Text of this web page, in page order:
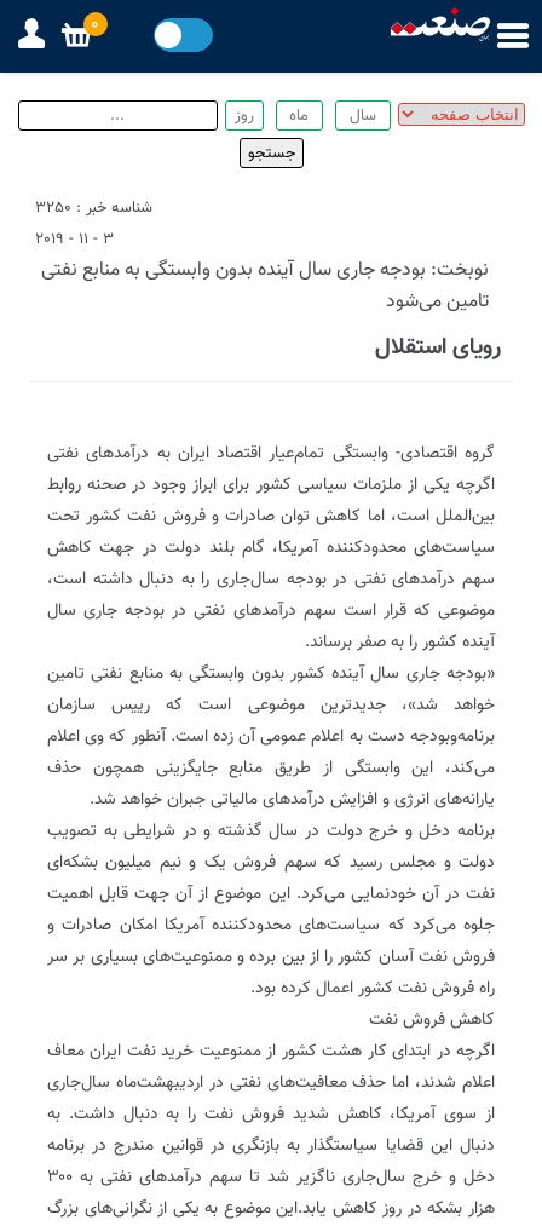
شناسه خبر : 3250
3 - 11 - 2019
نوبخت: بودجه جاری سال آینده بدون وابستگی به منابع نفتی
تامین می‌شود
رویای استقلال
گروه اقتصادی- وابستگی تمام‌عیار اقتصاد ایران به درآمدهای نفتی
اگرچه یکی از ملزمات سیاسی کشور برای ابراز وجود در صحنه روابط
بین‌الملل است، اما کاهش توان صادرات و فروش نفت کشور تحت
سیاست‌های محدودکننده آمریکا، گام بلند دولت در جهت کاهش
سهم درآمدهای نفتی در بودجه سال‌جاری را به دنبال داشته است،
موضوعی که قرار است سهم درآمدهای نفتی در بودجه جاری سال
آینده کشور را به صفر برساند.
«بودجه جاری سال آینده کشور بدون وابستگی به منابع نفتی تامین
خواهد شد»، جدیدترین موضوعی است که رییس سازمان
برنامه‌و‌بودجه دست به اعلام عمومی آن زده است. آنطور که وی اعلام
می‌کند، این وابستگی از طریق منابع جایگزینی همچون حذف
یارانه‌های انرژی و افزایش درآمدهای مالیاتی جبران خواهد شد.
برنامه دخل و خرج دولت در سال گذشته و در شرایطی به تصویب
دولت و مجلس رسید که سهم فروش یک و نیم میلیون بشکه‌ای
نفت در آن خودنمایی می‌کرد. این موضوع از آن جهت قابل اهمیت
جلوه می‌کرد که سیاست‌های محدودکننده آمریکا امکان صادرات و
فروش نفت آسان کشور را از بین برده و ممنوعیت‌های بسیاری بر سر
راه فروش نفت کشور اعمال کرده بود.
کاهش فروش نفت
اگرچه در ابتدای کار هشت کشور از ممنوعیت خرید نفت ایران معاف
اعلام شدند، اما حذف معافیت‌های نفتی در اردیبهشت‌ماه سال‌جاری
از سوی آمریکا، کاهش شدید فروش نفت را به دنبال داشت. به
دنبال این قضایا سیاستگذار به بازنگری در قوانین مندرج در برنامه
دخل و خرج سال‌جاری ناگزیر شد تا سهم درآمدهای نفتی به ۳۰۰
هزار بشکه در روز کاهش یابد.این موضوع به یکی از نگرانی‌های بزرگ
0